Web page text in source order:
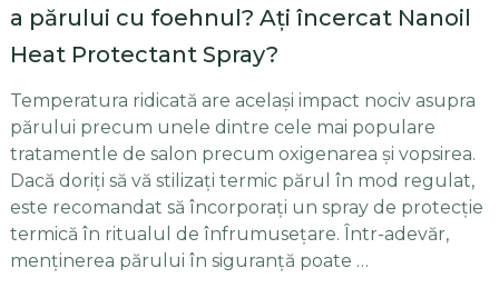
a părului cu foehnul? Ați încercat Nanoil
Heat Protectant Spray?
Temperatura ridicată are același impact nociv asupra
părului precum unele dintre cele mai populare
tratamentle de salon precum oxigenarea și vopsirea.
Dacă doriți să vă stilizați termic părul în mod regulat,
este recomandat să încorporați un spray de protecție
termică în ritualul de înfrumusețare. Într-adevăr,
menținerea părului în siguranță poate …